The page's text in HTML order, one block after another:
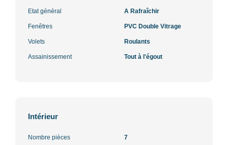
Etat général A Rafraîchir
Fenêtres PVC Double Vitrage
Volets Roulants
Assainissement Tout à l'égout
Intérieur
Nombre pièces 7